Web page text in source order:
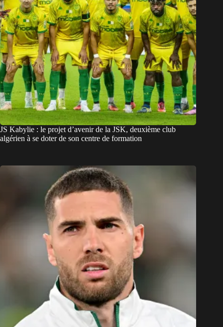
JS Kabylie : le projet d’avenir de la JSK, deuxième club
algérien à se doter de son centre de formation